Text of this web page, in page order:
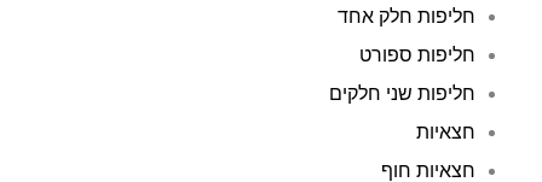
חליפות חלק אחד
חליפות ספורט
חליפות שני חלקים
חצאיות
חצאיות חוף